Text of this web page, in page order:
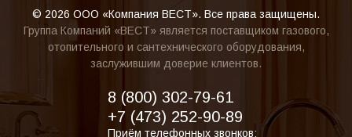
© 2026 ООО «Компания ВЕСТ». Все права защищены.
Группа Компаний «ВЕСТ» является поставщиком газового,
отопительного и сантехнического оборудования,
заслужившим доверие клиентов.
8 (800) 302-79-61
+7 (473) 252-90-89
Приём телефонных звонков: